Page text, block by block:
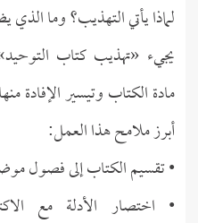
لماذا يأتي التهذيب؟ وما الذي
يجيء «تهذيب كتاب
مادة الكتاب وتيسير الإفادة
أبرز ملامح هذا العمل:
• تقسيم الكتاب إلى فصول
• اختصار الأدلة مع